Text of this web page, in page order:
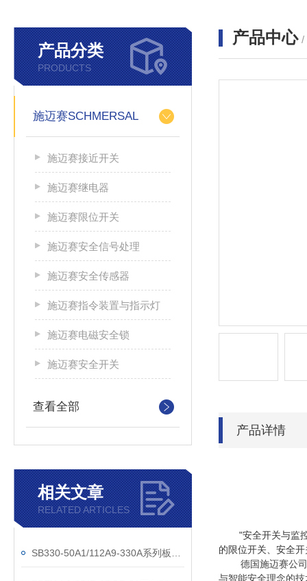
产品分类
PRODUCTS
施迈赛SCHMERSAL
施迈赛接近开关
施迈赛继电器
施迈赛限位开关
施迈赛安全信号处理
施迈赛安全传感器
施迈赛指令装置与指示灯
施迈赛电磁安全锁
施迈赛安全开关
查看全部
相关文章
RELATED ARTICLES
产品中心 /
产品详情
"安全开关与监
的限位开关、安全
德国施迈赛公
与智能安全理念的